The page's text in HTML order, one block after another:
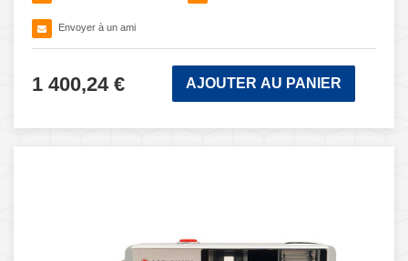
Envoyer à un ami
1 400,24 € AJOUTER AU PANIER